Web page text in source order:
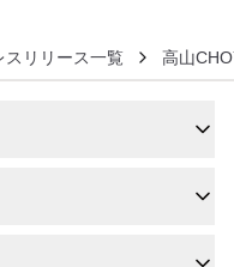
スリリース一覧 高山